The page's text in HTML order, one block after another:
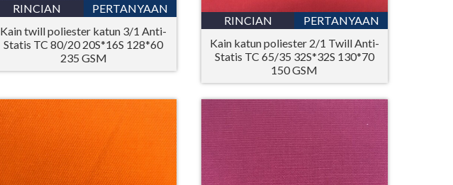
RINCIAN
PERTANYAAN
Kain twill poliester katun 3/1 Anti-
Statis TC 80/20 20S*16S 128*60
235 GSM
RINCIAN
PERTANYAAN
Kain katun poliester 2/1 Twill Anti-
Statis TC 65/35 32S*32S 130*70
150 GSM